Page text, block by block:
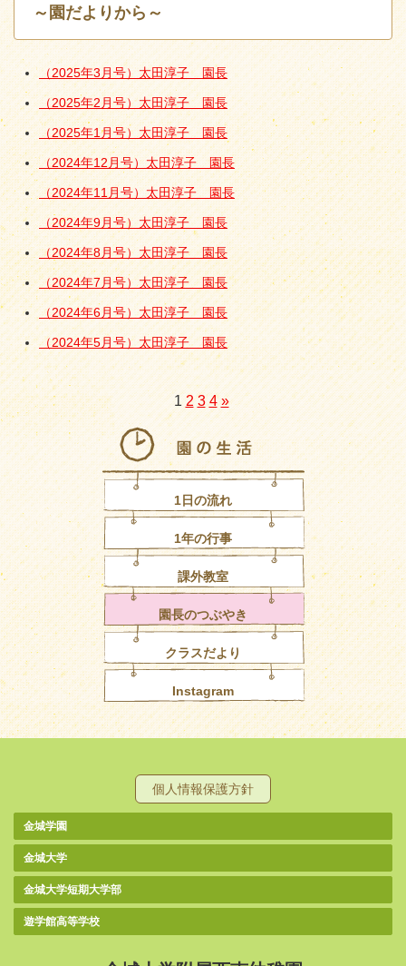
～園だよりから～
（2025年3月号）太田淳子 園長
（2025年2月号）太田淳子 園長
（2025年1月号）太田淳子 園長
（2024年12月号）太田淳子 園長
（2024年11月号）太田淳子 園長
（2024年9月号）太田淳子 園長
（2024年8月号）太田淳子 園長
（2024年7月号）太田淳子 園長
（2024年6月号）太田淳子 園長
（2024年5月号）太田淳子 園長
1 2 3 4 »
1日の流れ
1年の行事
課外教室
園長のつぶやき
クラスだより
Instagram
個人情報保護方針
金城学園
金城大学
金城大学短期大学部
遊学館高等学校